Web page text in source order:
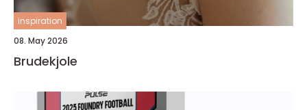
inspiration
08. May 2026
Brudekjole